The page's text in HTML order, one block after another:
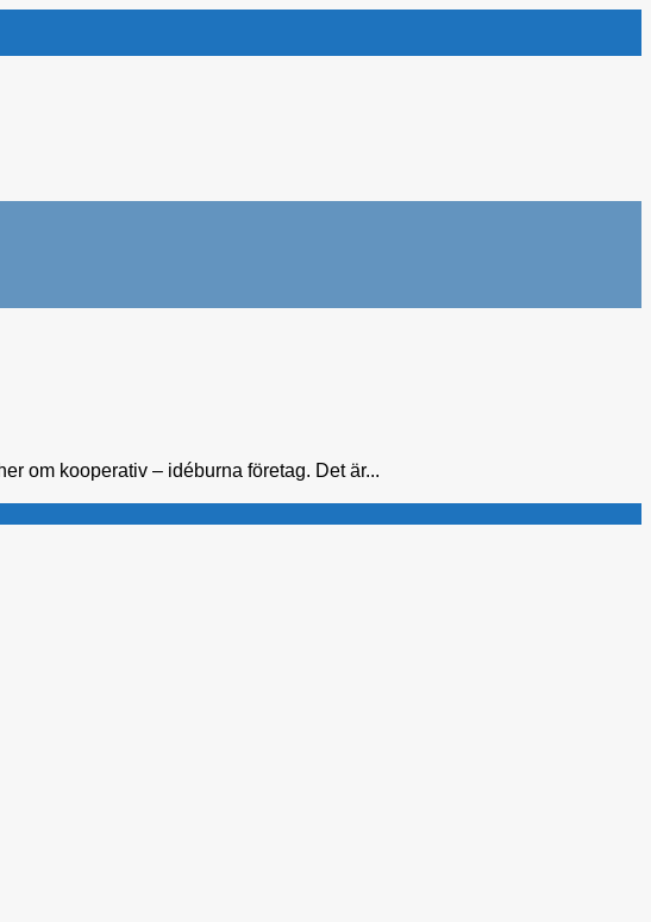
om kooperativ – idéburna företag. Det är...